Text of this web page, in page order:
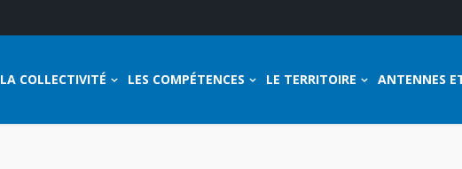
LA COLLECTIVITÉ LES COMPÉTENCES LE TERRITOIRE ANTENNES